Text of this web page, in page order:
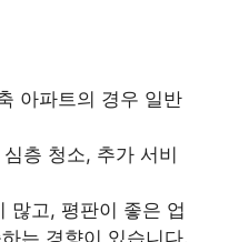
아파트의 경우 일반
층 청소, 추가 서비
많고, 평판이 좋은 업
는 경향이 있습니다.